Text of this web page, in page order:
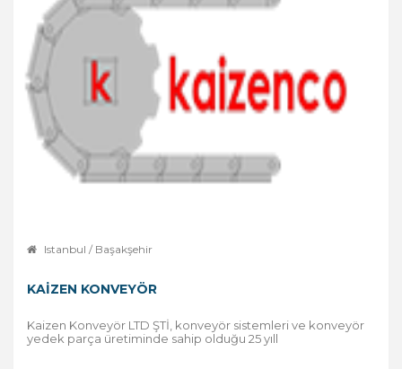
Istanbul / Başakşehir
KAIZEN KONVEYÖR
Kaizen Konveyör LTD ŞTİ, konveyör sistemleri ve konveyör
yedek parça üretiminde sahip olduğu 25 yıll